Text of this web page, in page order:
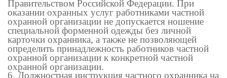
Правительством Российской Федерации. При
оказании охранных услуг работниками частной
охранной организации не допускается ношение
специальной форменной одежды без личной
карточки охранника, а также не позволяющей
определить принадлежность работников частной
охранной организации к конкретной частной
охранной организации.
6. Должностная инструкция частного охранника на